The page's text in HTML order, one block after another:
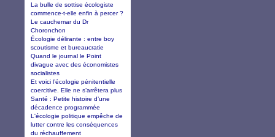
La bulle de sottise écologiste
commence-t-elle enfin à percer ?
Le cauchemar du Dr
Choronchon
Écologie délirante : entre boy
scoutisme et bureaucratie
Quand le journal le Point
divague avec des économistes
socialistes
Et voici l’écologie pénitentielle
coercitive. Elle ne s’arrêtera plus
Santé : Petite histoire d’une
décadence programmée
L'écologie politique empêche de
lutter contre les conséquences
du réchauffement